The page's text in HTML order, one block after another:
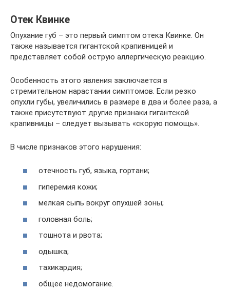
Отек Квинке
Опухание губ – это первый симптом отека Квинке. Он
также называется гигантской крапивницей и
представляет собой острую аллергическую реакцию.
Особенность этого явления заключается в
стремительном нарастании симптомов. Если резко
опухли губы, увеличились в размере в два и более раза, а
также присутствуют другие признаки гигантской
крапивницы – следует вызывать «скорую помощь».
В числе признаков этого нарушения:
отечность губ, языка, гортани;
гиперемия кожи;
мелкая сыпь вокруг опухшей зоны;
головная боль;
тошнота и рвота;
одышка;
тахикардия;
общее недомогание.